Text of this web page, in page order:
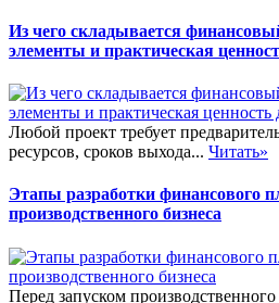
Из чего складывается
элементы и практическая
Любой проект требует
ресурсов, сроков выхода... Читать»
Этапы разработки финансового
производственного бизнеса
Перед запуском